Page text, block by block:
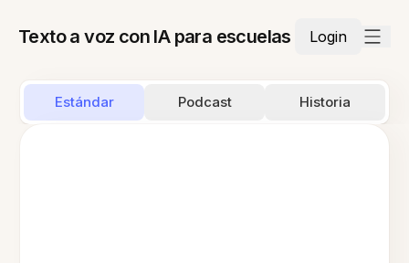
Texto a voz con IA para escuelas Login
Estándar Podcast Historia